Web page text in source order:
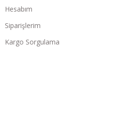
Hesabım
Siparişlerim
Kargo Sorgulama